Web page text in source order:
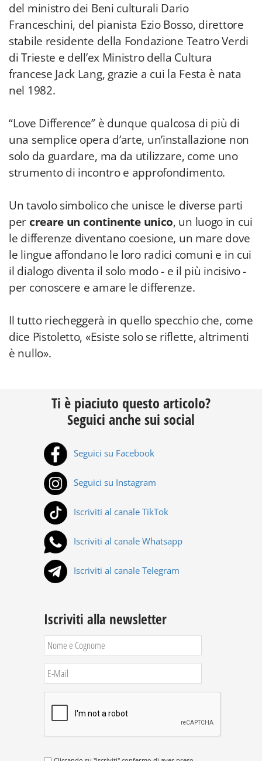
del ministro dei Beni culturali Dario
Franceschini, del pianista Ezio Bosso, direttore
stabile residente della Fondazione Teatro Verdi
di Trieste e dell’ex Ministro della Cultura
francese Jack Lang, grazie a cui la Festa è nata
nel 1982.
“Love Difference” è dunque qualcosa di più di
una semplice opera d’arte, un’installazione non
solo da guardare, ma da utilizzare, come uno
strumento di incontro e approfondimento.
Un tavolo simbolico che unisce le diverse parti
per creare un continente unico, un luogo in cui
le differenze diventano coesione, un mare dove
le lingue affondano le loro radici comuni e in cui
il dialogo diventa il solo modo - e il più incisivo -
per conoscere e amare le differenze.
Il tutto riecheggerà in quello specchio che, come
dice Pistoletto, «Esiste solo se riflette, altrimenti
è nullo».
Ti è piaciuto questo articolo?
Seguici anche sui social
Seguici su Facebook
Seguici su Instagram
Iscriviti al canale TikTok
Iscriviti al canale Whatsapp
Iscriviti al canale Telegram
Iscriviti alla newsletter